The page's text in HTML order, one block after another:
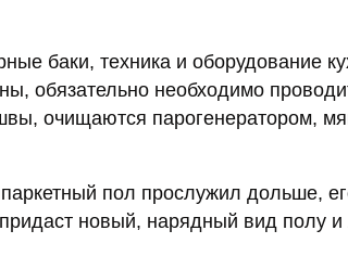
баки, техника и оборудование
обязательно необходимо
очищаются парогенератором,
пол прослужил дольше,
новый, нарядный вид полу и